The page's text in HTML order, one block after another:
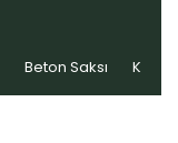
Beton Saksı Kablo